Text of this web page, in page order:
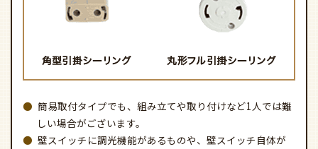
簡易取付タイプでも、組み立てや取り付けなど1人では難
しい場合がございます。
壁スイッチに調光機能があるものや、壁スイッチ自体が